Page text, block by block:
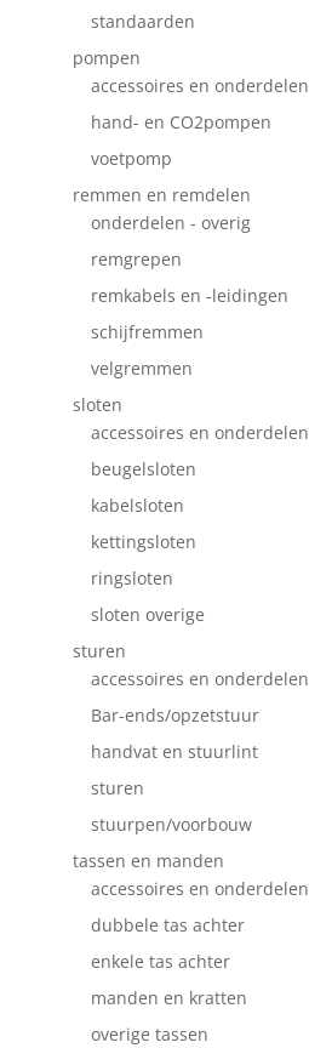
standaarden
pompen
accessoires en onderdelen
hand- en CO2pompen
voetpomp
remmen en remdelen
onderdelen - overig
remgrepen
remkabels en -leidingen
schijfremmen
velgremmen
sloten
accessoires en onderdelen
beugelsloten
kabelsloten
kettingsloten
ringsloten
sloten overige
sturen
accessoires en onderdelen
Bar-ends/opzetstuur
handvat en stuurlint
sturen
stuurpen/voorbouw
tassen en manden
accessoires en onderdelen
dubbele tas achter
enkele tas achter
manden en kratten
overige tassen